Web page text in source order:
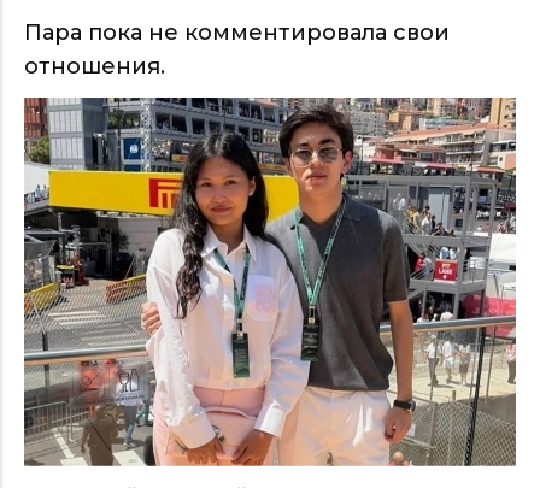
Пара пока не комментировала свои
отношения.